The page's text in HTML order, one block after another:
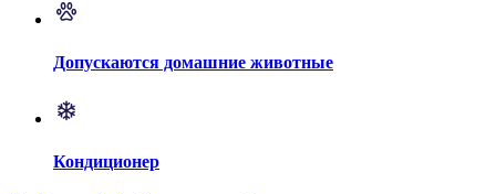
Допускаются домашние животные
Кондиционер